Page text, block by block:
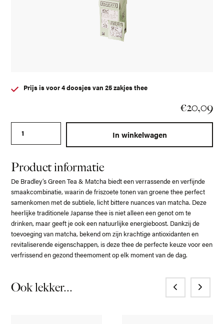
Prijs is voor 4 doosjes van 25 zakjes thee
€20,09
In winkelwagen
Product informatie
De Bradley’s Green Tea & Matcha biedt een verrassende en verfijnde
smaakcombinatie, waarin de friszoete tonen van groene thee perfect
samenkomen met de subtiele, licht bittere nuances van matcha. Deze
heerlijketraditionele Japanse thee is niet alleen een genot om te
drinken, maar geeft je ook een natuurlijke energieboost. Dankzij de
toevoeging van matcha, bekend om zijn krachtige antioxidanten en
revitaliserende eigenschappen, is deze thee de perfecte keuze voor een
verfrissend en gezond theemoment op elk moment van de dag.
Ook lekker...